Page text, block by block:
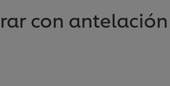
con antelación